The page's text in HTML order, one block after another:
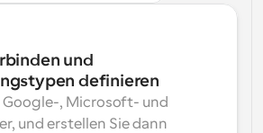
mit mehreren Personen buchen
Benachrichtigung, wenn etwas
und
definieren
Google-, Microsoft- und
und erstellen Sie dann